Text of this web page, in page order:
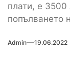
плати, е
попълването
Admin 19.06.2022